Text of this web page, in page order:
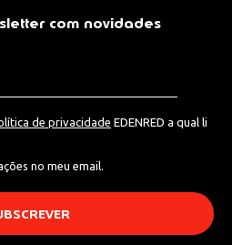
com novidades
de privacidade EDENRED a qual li
no meu email.